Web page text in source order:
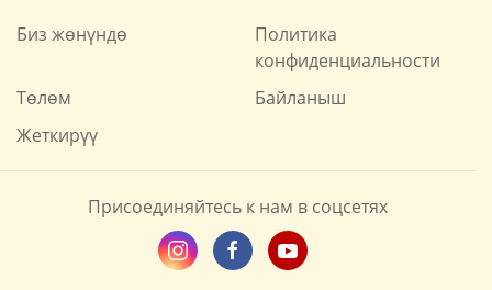
Биз жөнүндө
Политика
конфиденциальности
Төлөм
Байланыш
Жеткирүү
Присоединяйтесь к нам в соцсетях